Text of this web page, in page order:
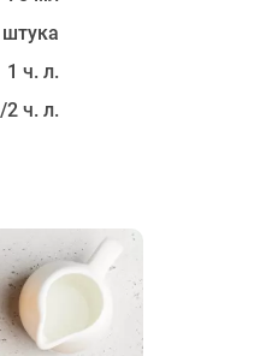
штука
1 ч. л.
2 ч. л.